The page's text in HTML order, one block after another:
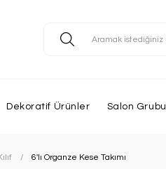
Dekoratif Ürünler Salon Grubu
6'lı Organze Kese Takımı